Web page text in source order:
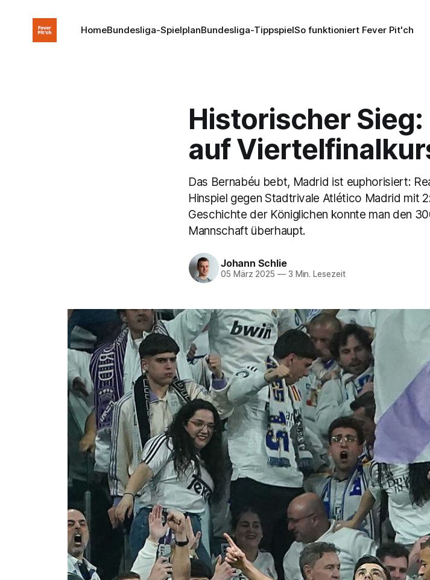
HomeBundesliga-SpielplanBundesliga-TippspielSo funktioniert Fever Pit'ch
Historischer Sieg:
auf
Das Bernabéu bebt, Madrid ist euphorisiert:
Hinspiel gegen Stadtrivale Atlético Madrid mit
Geschichte der Königlichen konnte man den
Mannschaft überhaupt.
Johann Schlie
05 März 2025 —3 Min. Lesezeit